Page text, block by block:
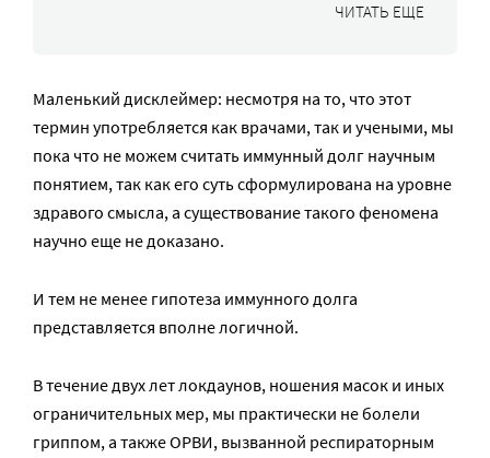
ЧИТАТЬ ЕЩЕ
Маленький дисклеймер: несмотря на то, что этот
термин употребляется как врачами, так и учеными, мы
пока что не можем считать иммунный долг научным
понятием, так как его суть сформулирована на уровне
здравого смысла, а существование такого феномена
научно еще не доказано.
И тем не менее гипотеза иммунного долга
представляется вполне логичной.
В течение двух лет локдаунов, ношения масок и иных
ограничительных мер, мы практически не болели
гриппом, а также ОРВИ, вызванной респираторным